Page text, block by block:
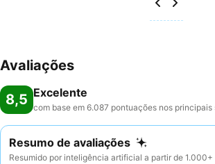
Avaliações
8,5 Excelente
com base em 6.087 pontuações nos principais
Resumo de avaliações
Resumido por inteligência artificial a partir de 1.000+